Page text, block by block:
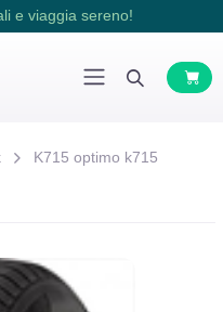
e viaggia sereno!
K715 optimo k715